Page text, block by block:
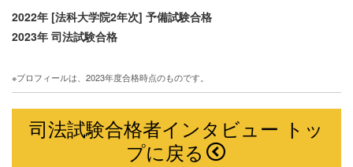
2022年 [法科大学院2年次] 予備試験合格
2023年 司法試験合格
※プロフィールは、2023年度合格時点のものです。
司法試験合格者インタビュー トッ
プに戻る